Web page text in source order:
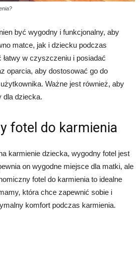
być wygodny i funkcjonalny, aby
matce, jak i dziecku podczas
łatwy w czyszczeniu i posiadać
oparcia, aby dostosować go do
Ważne jest również, aby
dla dziecka.
fotel do karmienia
karmienie dziecka, wygodny fotel jest
on wygodne miejsce dla matki, ale
fotel do karmienia to idealne
która chce zapewnić sobie i
komfort podczas karmienia.